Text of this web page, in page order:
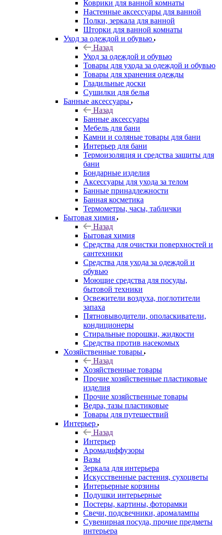
Коврики для ванной комнаты
Настенные аксессуары для ванной
Полки, зеркала для ванной
Шторки для ванной комнаты
Уход за одеждой и обувью
Назад
Уход за одеждой и обувью
Товары для ухода за одеждой и обувью
Товары для хранения одежды
Гладильные доски
Сушилки для белья
Банные аксессуары
Назад
Банные аксессуары
Мебель для бани
Камни и соляные товары для бани
Интерьер для бани
Термоизоляция и средства защиты для
бани
Бондарные изделия
Аксеcсуары для ухода за телом
Банные принадлежности
Банная косметика
Термометры, часы, таблички
Бытовая химия
Назад
Бытовая химия
Средства для очистки поверхностей и
сантехники
Средства для ухода за одеждой и
обувью
Моющие средства для посуды,
бытовой техники
Освежители воздуха, поглотители
запаха
Пятновыводители, ополаскиватели,
кондиционеры
Стиральные порошки, жидкости
Средства против насекомых
Хозяйственные товары
Назад
Хозяйственные товары
Прочие хозяйственные пластиковые
изделия
Прочие хозяйственные товары
Ведра, тазы пластиковые
Товары для путешествий
Интерьер
Назад
Интерьер
Аромадиффузоры
Вазы
Зеркала для интерьера
Искусственные растения, сухоцветы
Интерьерные корзины
Подушки интерьерные
Постеры, картины, фоторамки
Свечи, подсвечники, аромалампы
Сувенирная посуда, прочие предметы
интерьера